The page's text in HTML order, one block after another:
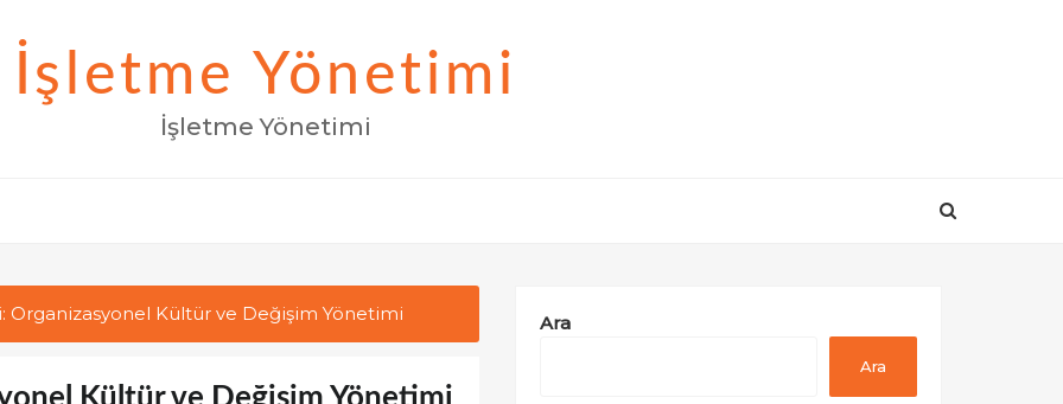
İşletme Yönetimi
İşletme Yönetimi
Organizasyonel Kültür ve Değişim Yönetimi Ara
Ara